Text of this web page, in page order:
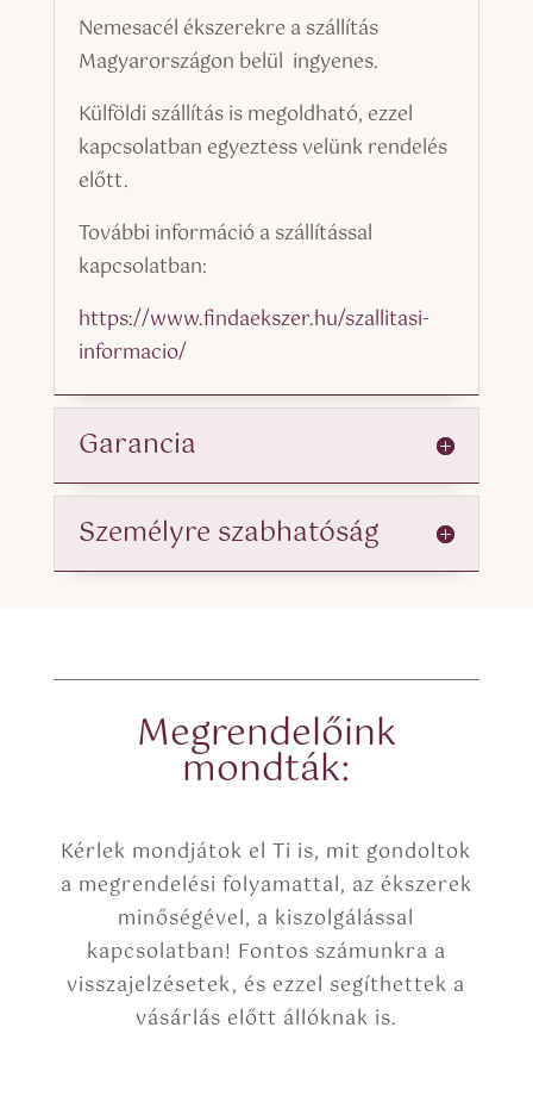
Nemesacél ékszerekre a szállítás
Magyarországon belül ingyenes.
Külföldi szállítás is megoldható, ezzel
kapcsolatban egyeztess velünk rendelés
előtt.
További információ a szállítással
kapcsolatban:
https://www.findaekszer.hu/szallitasi-
informacio/
Garancia
Személyre szabhatóság
Megrendelőink
mondták:
Kérlek mondjátok el Ti is, mit gondoltok
a megrendelési folyamattal, az ékszerek
minőségével, a kiszolgálással
kapcsolatban! Fontos számunkra a
visszajelzésetek, és ezzel segíthettek a
vásárlás előtt állóknak is.